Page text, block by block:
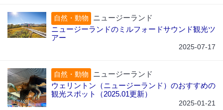
自然・動物
ニュージーランド
ニュージーランドのミルフォードサウンド観光ツ
アー
2025-07-17
自然・動物
ニュージーランド
ウェリントン（ニュージーランド）のおすすめの
観光スポット（2025.01更新）
2025-01-21